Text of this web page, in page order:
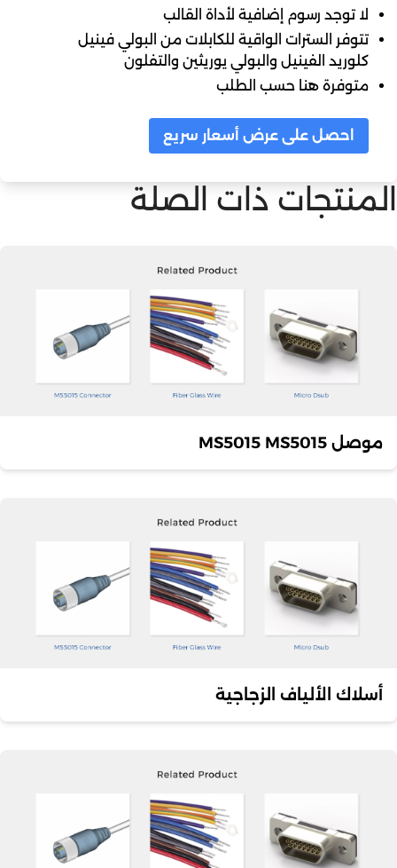
لا توجد رسوم إضافية لأداة القالب
تتوفر السترات الواقية للكابلات من البولي فينيل
كلوريد الفينيل والبولي يوريثين والتفلون
متوفرة هنا حسب الطلب
احصل على عرض أسعار سريع
المنتجات ذات الصلة
موصل MS5015 MS5015
أسلاك الألياف الزجاجية